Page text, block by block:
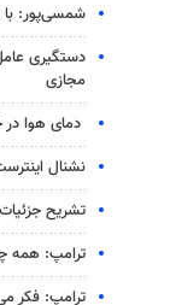
شمسی‌پور: با
دستگیری
مجازی
دمای هوا در خراسان
نشنال
تشریح جزئیات تصادف ۱۲
ترامپ: همه
ترامپ: فکر